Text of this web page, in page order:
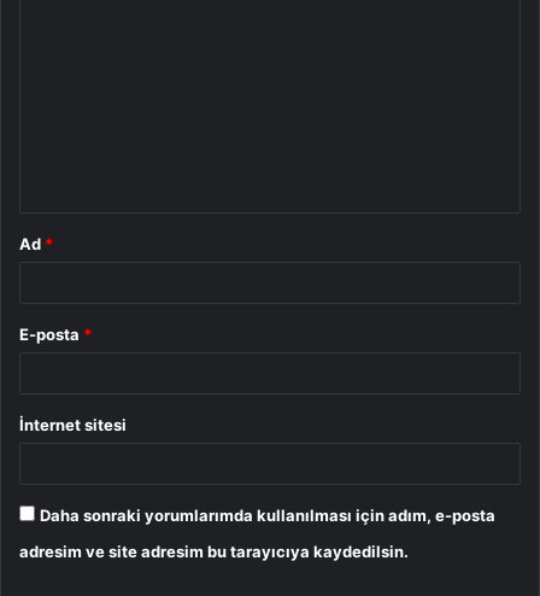
Ad *
E-posta *
İnternet sitesi
Daha sonraki yorumlarımda kullanılması için adım, e-posta
adresim ve site adresim bu tarayıcıya kaydedilsin.